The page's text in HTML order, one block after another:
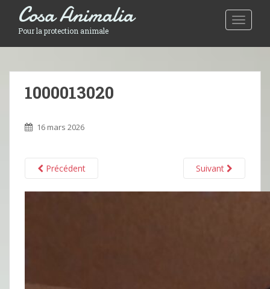
Toggle
Cosa Animalia
Pour la protection animale
1000013020
16 mars 2026
Précédent Suivant